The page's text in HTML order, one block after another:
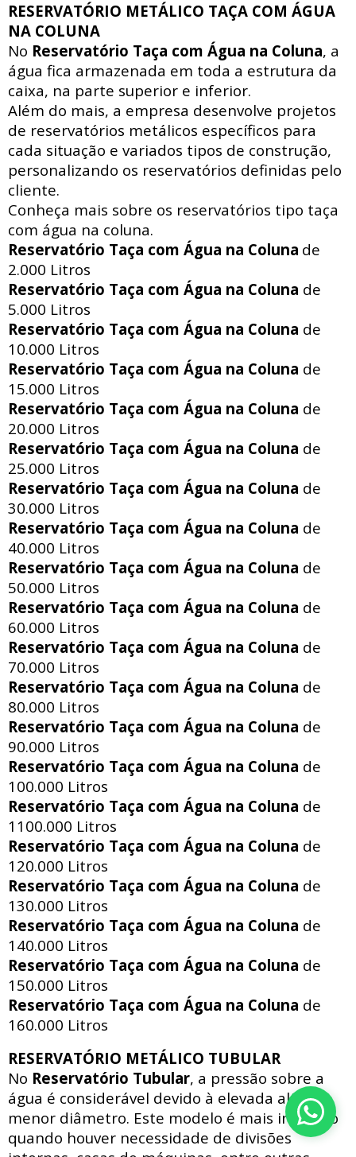
RESERVATÓRIO METÁLICO TAÇA COM ÁGUA
NA COLUNA
No Reservatório Taça com Água na Coluna, a
água fica armazenada em toda a estrutura da
caixa, na parte superior e inferior.
Além do mais, a empresa desenvolve projetos
de reservatórios metálicos específicos para
cada situação e variados tipos de construção,
personalizando os reservatórios definidas pelo
cliente.
Conheça mais sobre os reservatórios tipo taça
com água na coluna.
Reservatório Taça com Água na Coluna de
2.000 Litros
Reservatório Taça com Água na Coluna de
5.000 Litros
Reservatório Taça com Água na Coluna de
10.000 Litros
Reservatório Taça com Água na Coluna de
15.000 Litros
Reservatório Taça com Água na Coluna de
20.000 Litros
Reservatório Taça com Água na Coluna de
25.000 Litros
Reservatório Taça com Água na Coluna de
30.000 Litros
Reservatório Taça com Água na Coluna de
40.000 Litros
Reservatório Taça com Água na Coluna de
50.000 Litros
Reservatório Taça com Água na Coluna de
60.000 Litros
Reservatório Taça com Água na Coluna de
70.000 Litros
Reservatório Taça com Água na Coluna de
80.000 Litros
Reservatório Taça com Água na Coluna de
90.000 Litros
Reservatório Taça com Água na Coluna de
100.000 Litros
Reservatório Taça com Água na Coluna de
1100.000 Litros
Reservatório Taça com Água na Coluna de
120.000 Litros
Reservatório Taça com Água na Coluna de
130.000 Litros
Reservatório Taça com Água na Coluna de
140.000 Litros
Reservatório Taça com Água na Coluna de
150.000 Litros
Reservatório Taça com Água na Coluna de
160.000 Litros
RESERVATÓRIO METÁLICO TUBULAR
No Reservatório Tubular, a pressão sobre a
água é considerável devido à elevada altura e
menor diâmetro. Este modelo é mais indicado
quando houver necessidade de divisões